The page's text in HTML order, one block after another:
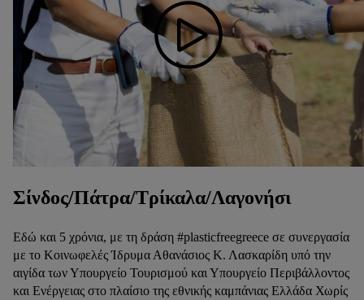
Σίνδος/Πάτρα/Τρίκαλα/Λαγονήσι
Εδώ και 5 χρόνια, με τη δράση #plasticfreegreece σε συνεργασία
με το Κοινωφελές Ίδρυμα Αθανάσιος Κ. Λασκαρίδη υπό την
αιγίδα των Υπουργείο Τουρισμού και Υπουργείο Περιβάλλοντος
και Ενέργειας στο πλαίσιο της εθνικής καμπάνιας Ελλάδα Χωρίς